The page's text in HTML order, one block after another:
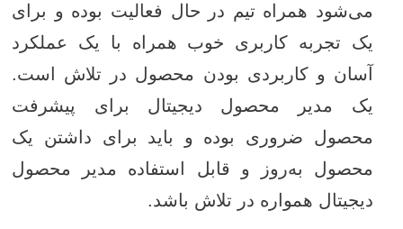
می‌شود همراه تیم در حال فعالیت بوده و برای
یک تجربه کاربری خوب همراه با یک عملکرد
آسان و کاربردی بودن محصول در تلاش است.
یک مدیر محصول دیجیتال برای پیشرفت
محصول ضروری بوده و باید برای داشتن یک
محصول به‌روز و قابل استفاده مدیر محصول
دیجیتال همواره در تلاش باشد.